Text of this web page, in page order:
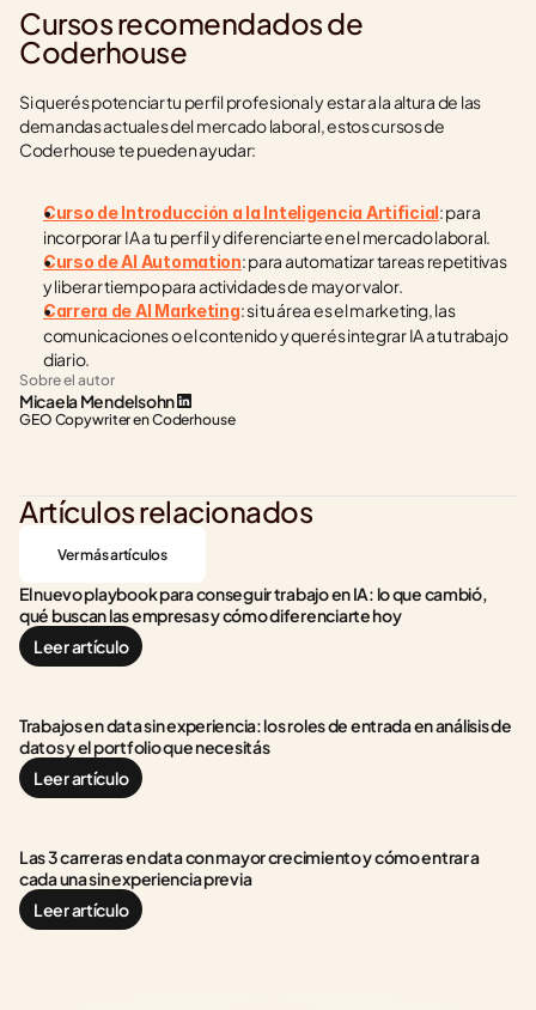
Cursos recomendados de
Coderhouse
Si querés potenciar tu perfil profesional y estar a la altura de las
demandas actuales del mercado laboral, estos cursos de
Coderhouse te pueden ayudar:
Curso de Introducción a la Inteligencia Artificial: para
incorporar IA a tu perfil y diferenciarte en el mercado laboral.
Curso de AI Automation: para automatizar tareas repetitivas
y liberar tiempo para actividades de mayor valor.
Carrera de AI Marketing: si tu área es el marketing, las
comunicaciones o el contenido y querés integrar IA a tu trabajo
diario.
Sobre el autor
Micaela Mendelsohn
GEO Copywriter en Coderhouse
Artículos relacionados
Ver más artículos
El nuevo playbook para conseguir trabajo en IA: lo que cambió,
qué buscan las empresas y cómo diferenciarte hoy
Leer artículo
Trabajos en data sin experiencia: los roles de entrada en análisis de
datos y el portfolio que necesitás
Leer artículo
Las 3 carreras en data con mayor crecimiento y cómo entrar a
cada una sin experiencia previa
Leer artículo